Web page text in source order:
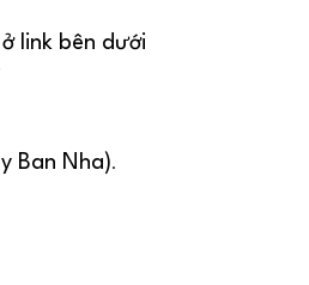
link bên dưới
Ban Nha).